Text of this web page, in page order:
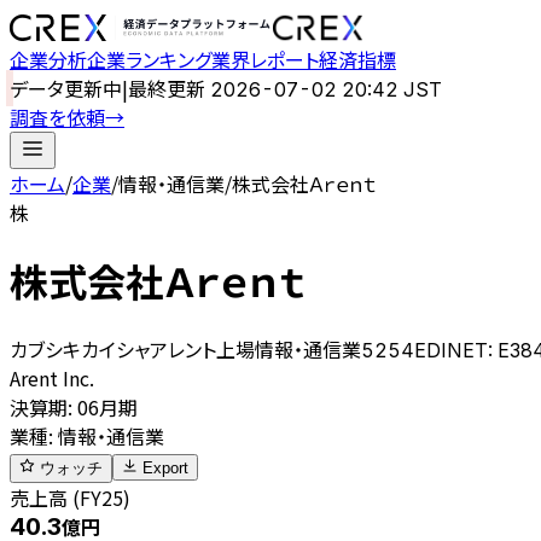
企業分析企業ランキング業界レポート経済指標
データ更新中|最終更新 2026-07-02 20:42 JST
調査を依頼→
ホーム/企業/情報・通信業/株式会社Ａｒｅｎｔ
株
株式会社Ａｒｅｎｔ
カブシキカイシャアレント 上場情報・通信業5254EDINET:
Arent Inc.
決算期: 06月期
業種: 情報・通信業
ウォッチ Export
売上高 (FY25)
40.3億円